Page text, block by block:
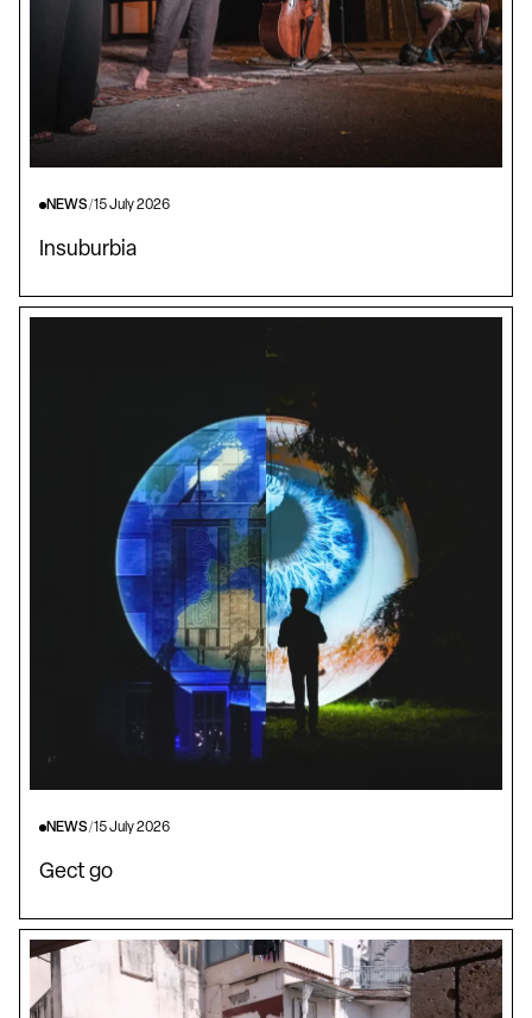
NEWS/15 July 2026
Insuburbia
NEWS/15 July 2026
Gect go